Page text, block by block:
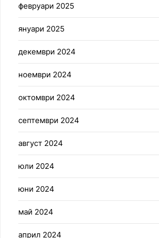
февруари 2025
януари 2025
декември 2024
ноември 2024
октомври 2024
септември 2024
август 2024
юли 2024
юни 2024
май 2024
април 2024